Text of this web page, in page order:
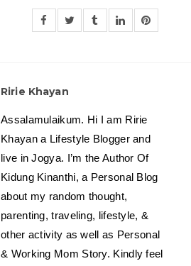
Ririe Khayan
Assalamulaikum. Hi I am Ririe
Khayan a Lifestyle Blogger and
live in Jogya. I’m the Author Of
Kidung Kinanthi, a Personal Blog
about my random thought,
parenting, traveling, lifestyle, &
other activity as well as Personal
& Working Mom Story. Kindly feel